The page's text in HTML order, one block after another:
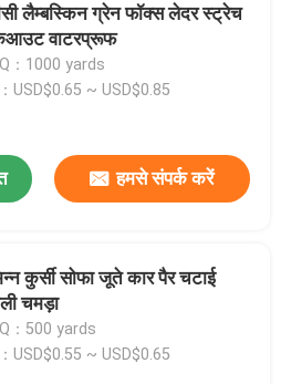
लैम्बस्किन ग्रेन फॉक्स लेदर स्ट्रेच
वाटरप्रूफ
：1000 yards
USD$0.65 ~ USD$0.85
हमसे संपर्क करें
कुर्सी सोफा जूते कार पैर चटाई
चमड़ा
：500 yards
USD$0.55 ~ USD$0.65